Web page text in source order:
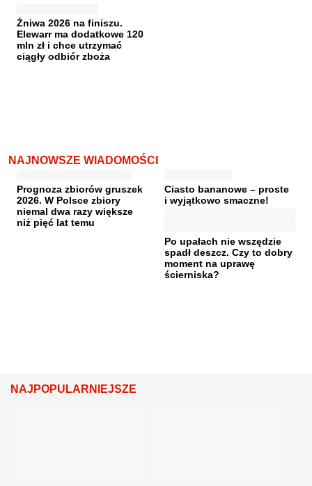
Żniwa 2026 na finiszu.
Elewarr ma dodatkowe 120
mln zł i chce utrzymać
ciągły odbiór zboża
NAJNOWSZE WIADOMOŚCI
Prognoza zbiorów gruszek
2026. W Polsce zbiory
niemal dwa razy większe
niż pięć lat temu
Ciasto bananowe – proste
i wyjątkowo smaczne!
Po upałach nie wszędzie
spadł deszcz. Czy to dobry
moment na uprawę
ścierniska?
NAJPOPULARNIEJSZE